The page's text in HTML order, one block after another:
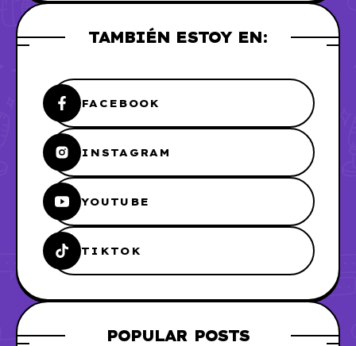
TAMBIÉN ESTOY EN:
FACEBOOK
INSTAGRAM
YOUTUBE
TIKTOK
POPULAR POSTS